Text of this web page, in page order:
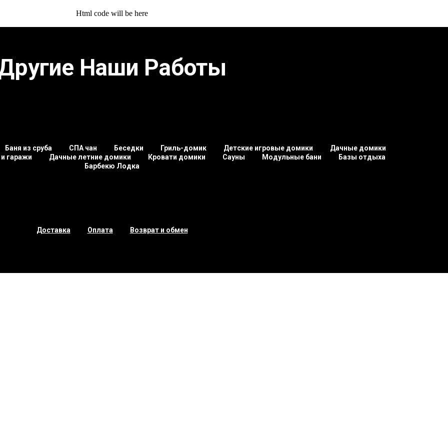
Html code will be here
Наши Работы
Баня из сруба СПА чан Беседки Гриль-домик Детские игровые домики
Дачные домики
гаражи Дачные летние домики Кровати домики Сауны Модульные бани
Базы отдыха
Барбекю Лодка
Доставка Оплата Возврат и обмен